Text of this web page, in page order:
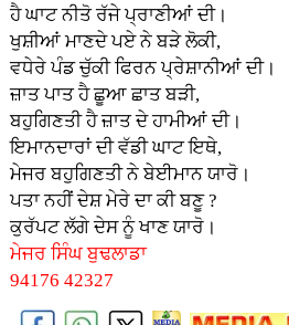
ਹੈ ਘਾਟ ਨੀਤੋ ਰੱਜੇ ਪ੍ਰਾਣੀਆਂ ਦੀ।
ਖੁਸ਼ੀਆਂ ਮਾਣਦੇ ਪ‌ਏ ਨੇ ਬੜੇ ਲੋਕੀ,
ਵਧੇਰੇ ਪੰਡ ਚੁੱਕੀ ਫਿਰਨ ਪ੍ਰੇਸ਼ਾਨੀਆਂ ਦੀ।
ਜ਼ਾਤ ਪਾਤ ਹੈ ਛੂਆ ਛਾਤ ਬੜੀ,
ਬਹੁਗਿਣਤੀ ਹੈ ਜ਼ਾਤ ਦੇ ਹਾਮੀਆਂ ਦੀ।
ਇਮਾਨਦਾਰਾਂ ਦੀ ਵੱਡੀ ਘਾਟ ਇਥੇ,
ਮੇਜਰ ਬਹੁਗਿਣਤੀ ਨੇ ਬੇਈਮਾਨ ਯਾਰੋ।
ਪਤਾ ਨਹੀਂ ਦੇਸ਼ ਮੇਰੇ ਦਾ ਕੀ ਬਣੂ ?
ਕੁਰੱਪਟ ਲੱਗੇ ਦੇਸ‌ ਨੂੰ ਖਾਣ ਯਾਰੋ।
ਮੇਜਰ ਸਿੰਘ ਬੁਢਲਾਡਾ
94176 42327